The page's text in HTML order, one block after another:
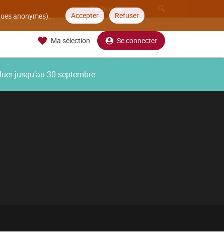
anonymes). Accepter Refuser
Ma sélection Se connecter
jusqu’au 30 septembre